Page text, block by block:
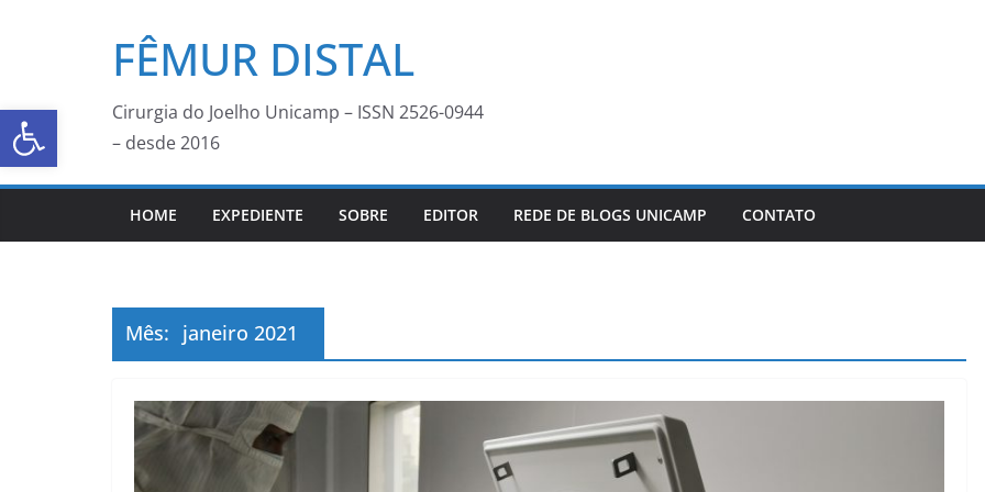
Abrir a barra de ferramentas
FÊMUR DISTAL
Cirurgia do Joelho Unicamp – ISSN 2526-0944
– desde 2016
HOME EXPEDIENTE SOBRE EDITOR REDE DE BLOGS UNICAMP CONTATO
Mês: janeiro 2021